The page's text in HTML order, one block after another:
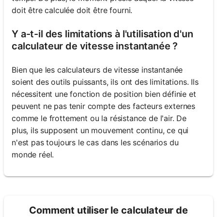
doit être calculée doit être fourni.
Y a-t-il des limitations à l'utilisation d'un
calculateur de vitesse instantanée ?
Bien que les calculateurs de vitesse instantanée
soient des outils puissants, ils ont des limitations. Ils
nécessitent une fonction de position bien définie et
peuvent ne pas tenir compte des facteurs externes
comme le frottement ou la résistance de l'air. De
plus, ils supposent un mouvement continu, ce qui
n'est pas toujours le cas dans les scénarios du
monde réel.
Comment utiliser le calculateur de